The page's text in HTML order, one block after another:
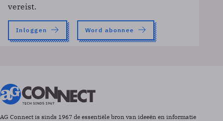
vereist.
Inloggen Word abonnee
AG Connect is sinds 1967 de essentiële bron van ideeën en informatie